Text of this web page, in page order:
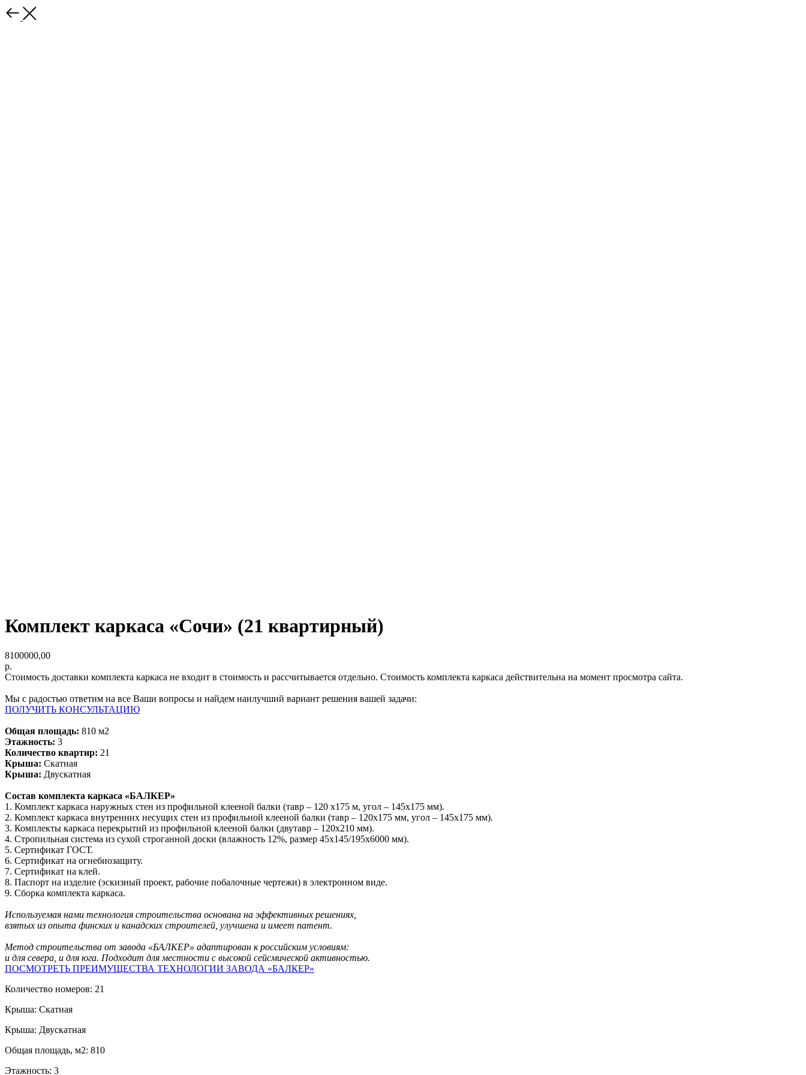
Комплект каркаса «Сочи» (21 квартирный)
8100000,00
р.
Стоимость доставки комплекта каркаса не входит в стоимость и рассчитывается отдельно. Стоимость комплекта каркаса действительна на момент просмотра сайта.
Мы с радостью ответим на все Ваши вопросы и найдем наилучший вариант решения вашей задачи:
ПОЛУЧИТЬ КОНСУЛЬТАЦИЮ
Общая площадь: 810 м2
Этажность: 3
Количество квартир: 21
Крыша: Скатная
Крыша: Двускатная
Состав комплекта каркаса «БАЛКЕР»
1. Комплект каркаса наружных стен из профильной клееной балки (тавр – 120 х175 м, угол – 145х175 мм).
2. Комплект каркаса внутренних несущих стен из профильной клееной балки (тавр – 120х175 мм, угол – 145х175 мм).
3. Комплекты каркаса перекрытий из профильной клееной балки (двутавр – 120х210 мм).
4. Стропильная система из сухой строганной доски (влажность 12%, размер 45х145/195х6000 мм).
5. Сертификат ГОСТ.
6. Сертификат на огнебиозащиту.
7. Сертификат на клей.
8. Паспорт на изделие (эскизный проект, рабочие побалочные чертежи) в электронном виде.
9. Сборка комплекта каркаса.
Используемая нами технология строительства основана на эффективных решениях,
взятых из опыта финских и канадских строителей, улучшена и имеет патент.
Метод строительства от завода «БАЛКЕР» адаптирован к российским условиям:
и для севера, и для юга. Подходит для местности с высокой сейсмической активностью.
ПОСМОТРЕТЬ ПРЕИМУЩЕСТВА ТЕХНОЛОГИИ ЗАВОДА «БАЛКЕР»
Количество номеров: 21
Крыша: Скатная
Крыша: Двускатная
Общая площадь, м2: 810
Этажность: 3